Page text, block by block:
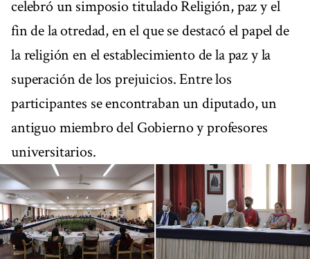
celebró un simposio titulado Religión, paz y el
fin de la otredad, en el que se destacó el papel de
la religión en el establecimiento de la paz y la
superación de los prejuicios. Entre los
participantes se encontraban un diputado, un
antiguo miembro del Gobierno y profesores
universitarios.